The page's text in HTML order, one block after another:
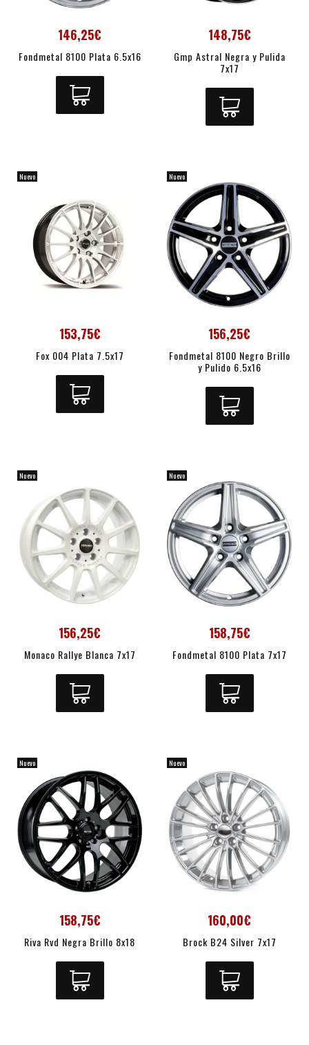
146,25€
Fondmetal 8100 Plata 6.5x16
148,75€
Gmp Astral Negra y Pulida
7x17
Nuevo
153,75€
Fox 004 Plata 7.5x17
Nuevo
156,25€
Fondmetal 8100 Negro Brillo
y Pulido 6.5x16
Nuevo
156,25€
Monaco Rallye Blanca 7x17
Nuevo
158,75€
Fondmetal 8100 Plata 7x17
Nuevo
158,75€
Riva Rvd Negra Brillo 8x18
Nuevo
160,00€
Brock B24 Silver 7x17